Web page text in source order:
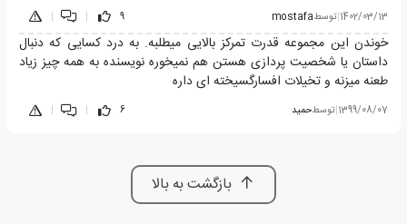
1402/03/13
|توسطmostafa
9
|
|
خوندن این مجموعه قدرت تمرکز بالایی میطلبه. به درد کسایی که دنبال
داستان یا شخصیت پردازی هستن هم نمیخوره نویسنده به همه چیز زیاد
طعنه میزنه و تخیلات افسارگسیخته ای داره
1399/08/07
|توسطحمید 6
|
|
بازگشت به بالا